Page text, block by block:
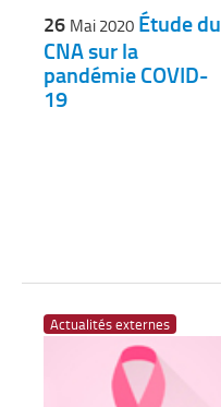
26 Mai 2020 Étude du
CNA sur la
pandémie COVID-
19
Actualités externes